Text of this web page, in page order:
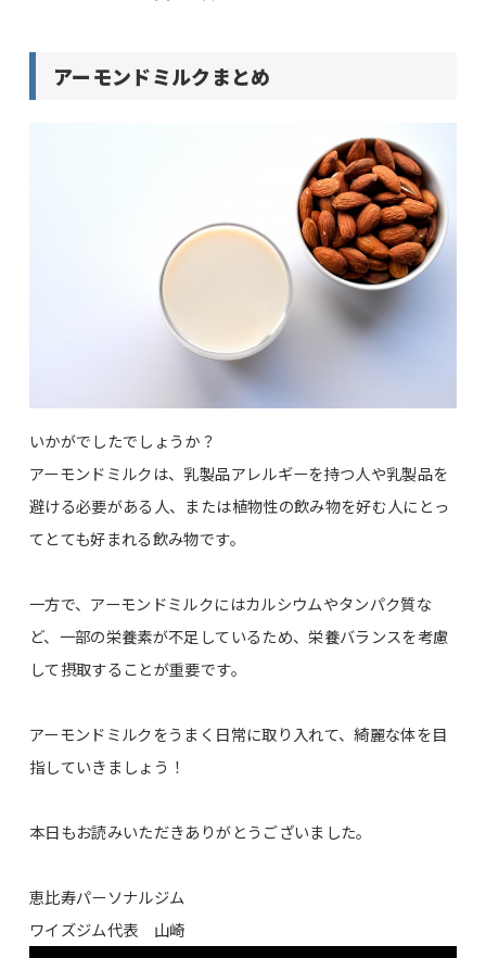
アーモンドミルクまとめ
いかがでしたでしょうか？
アーモンドミルクは、乳製品アレルギーを持つ人や乳製品を
避ける必要がある人、または植物性の飲み物を好む人にとっ
てとても好まれる飲み物です。
一方で、アーモンドミルクにはカルシウムやタンパク質な
ど、一部の栄養素が不足しているため、栄養バランスを考慮
して摂取することが重要です。
アーモンドミルクをうまく日常に取り入れて、綺麗な体を目
指していきましょう！
本日もお読みいただきありがとうございました。
恵比寿パーソナルジム
ワイズジム代表 山崎